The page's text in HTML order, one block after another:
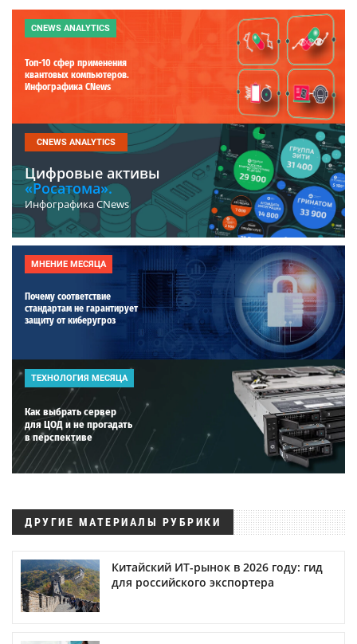
CNEWS ANALYTICS
Топ-10 сфер применения
квантовых компьютеров.
Инфографика CNews
CNEWS ANALYTICS
Цифровые активы
«Росатома».
Инфографика CNews
МНЕНИЕ МЕСЯЦА
Почему соответствие
стандартам не гарантирует
защиту от киберугроз
ТЕХНОЛОГИЯ МЕСЯЦА
Как выбрать сервер
для ЦОД и не прогадать
в перспективе
ДРУГИЕ МАТЕРИАЛЫ РУБРИКИ
Китайский ИТ-рынок в 2026 году: гид
для российского экспортера